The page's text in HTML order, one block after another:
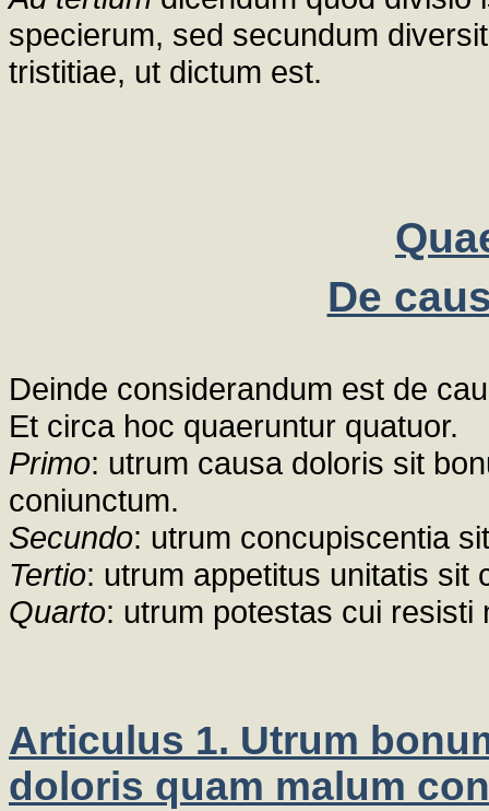
specierum, sed secundum
tristitiae, ut dictum est.
De
Deinde considerandum est de
Et circa hoc quaeruntur quatuor.
Primo: utrum causa doloris sit
coniunctum.
Secundo: utrum concupiscentia
Tertio: utrum appetitus unitatis sit
Quarto: utrum potestas cui
Articulus 1. Utrum
doloris quam malum